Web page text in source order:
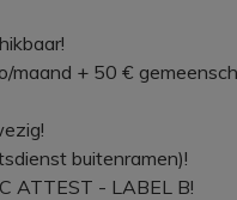
maand + 50 €
buitenramen)!
ATTEST - LABEL B!